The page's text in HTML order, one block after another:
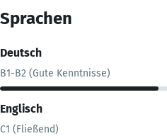
Sprachen
Deutsch
B1-B2 (Gute Kenntnisse)
Englisch
C1 (Fließend)